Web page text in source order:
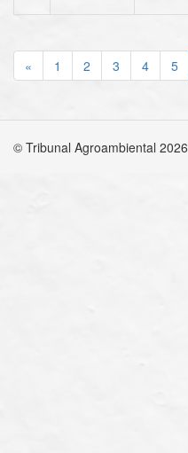
« 1 2 3 4 5
© Tribunal Agroambiental 2026